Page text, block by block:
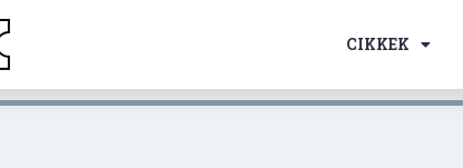
CIKKEK